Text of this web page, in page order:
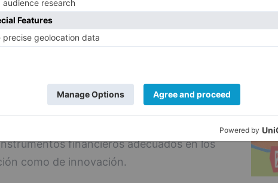
para nuestra provincia, sino que
de los resultados más avanzados del
de las PYMEs en Burgos
un estudio en el marco del
como la necesidad de una mayor dotación
la internacionalización, o la puesta a
financieros adecuados en los
como de innovación.